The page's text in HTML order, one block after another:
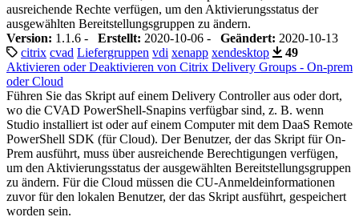
ausreichende Rechte verfügen, um den Aktivierungsstatus der
ausgewählten Bereitstellungsgruppen zu ändern.
Version: 1.1.6 - Erstellt: 2020-10-06 - Geändert: 2020-10-13
citrix cvad Liefergruppen vdi xenapp xendesktop
49
Aktivieren oder Deaktivieren von Citrix Delivery Groups - On-prem
oder Cloud
Führen Sie das Skript auf einem Delivery Controller aus oder dort,
wo die CVAD PowerShell-Snapins verfügbar sind, z. B. wenn
Studio installiert ist oder auf einem Computer mit dem DaaS Remote
PowerShell SDK (für Cloud). Der Benutzer, der das Skript für On-
Prem ausführt, muss über ausreichende Berechtigungen verfügen,
um den Aktivierungsstatus der ausgewählten Bereitstellungsgruppen
zu ändern. Für die Cloud müssen die CU-Anmeldeinformationen
zuvor für den lokalen Benutzer, der das Skript ausführt, gespeichert
worden sein.